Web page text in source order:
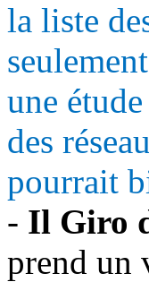
la liste
une
des
pourrait
- Il Giro
prend un